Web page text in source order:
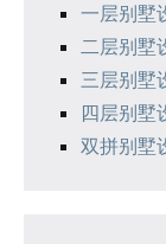
一层别墅
二层别墅
三层别墅
四层别墅
双拼别墅